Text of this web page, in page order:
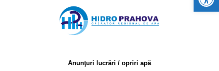
Guvernanță CorporativăAnunţuri lucrări / opriri apă